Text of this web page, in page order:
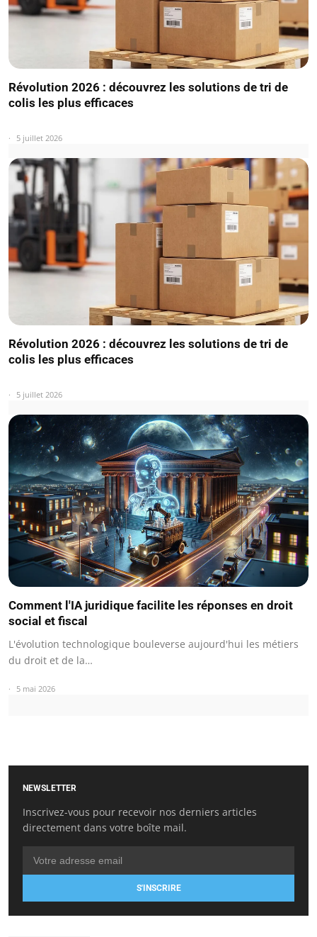
Révolution 2026 : découvrez les solutions de tri de
colis les plus efficaces
5 juillet 2026
Révolution 2026 : découvrez les solutions de tri de
colis les plus efficaces
5 juillet 2026
Comment l'IA juridique facilite les réponses en droit
social et fiscal
L'évolution technologique bouleverse aujourd'hui les métiers
du droit et de la…
5 mai 2026
NEWSLETTER
Inscrivez-vous pour recevoir nos derniers articles
directement dans votre boîte mail.
S'INSCRIRE